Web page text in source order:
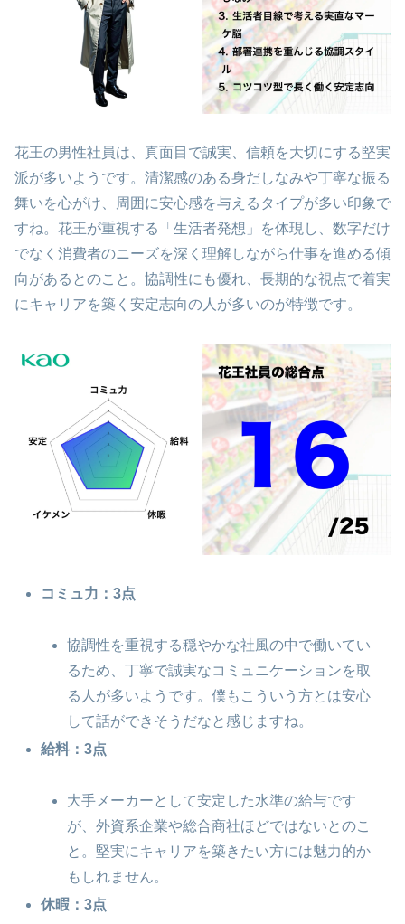
花王の男性社員は、真面目で誠実、信頼を大切にする堅実
派が多いようです。清潔感のある身だしなみや丁寧な振る
舞いを心がけ、周囲に安心感を与えるタイプが多い印象で
すね。花王が重視する「生活者発想」を体現し、数字だけ
でなく消費者のニーズを深く理解しながら仕事を進める傾
向があるとのこと。協調性にも優れ、長期的な視点で着実
にキャリアを築く安定志向の人が多いのが特徴です。
コミュ力：3点
協調性を重視する穏やかな社風の中で働いてい
るため、丁寧で誠実なコミュニケーションを取
る人が多いようです。僕もこういう方とは安心
して話ができそうだなと感じますね。
給料：3点
大手メーカーとして安定した水準の給与です
が、外資系企業や総合商社ほどではないとのこ
と。堅実にキャリアを築きたい方には魅力的か
もしれません。
休暇：3点